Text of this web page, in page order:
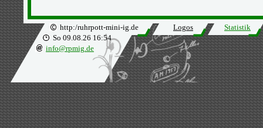
http:/ruhrpott-mini-ig.de Logos
Statistik
So 09.08.26 16:54
info@rpmig.de